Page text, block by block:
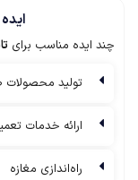
چند ایده مناسب برای
تولید محصولات
ارائه خدمات
راه‌اندازی مغازه